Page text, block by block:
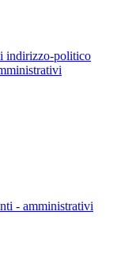
indirizzo-politico
- amministrativi